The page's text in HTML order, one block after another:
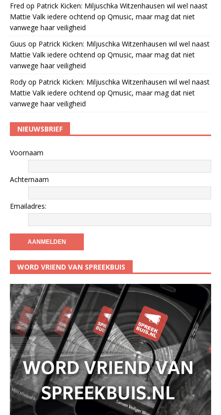
Fred op Patrick Kicken: Miljuschka Witzenhausen wil wel naast
Mattie Valk iedere ochtend op Qmusic, maar mag dat niet
vanwege haar veiligheid
Guus op Patrick Kicken: Miljuschka Witzenhausen wil wel naast
Mattie Valk iedere ochtend op Qmusic, maar mag dat niet
vanwege haar veiligheid
Rody op Patrick Kicken: Miljuschka Witzenhausen wil wel naast
Mattie Valk iedere ochtend op Qmusic, maar mag dat niet
vanwege haar veiligheid
NIEUWSBRIEF
Voornaam
Achternaam
Emailadres:
WORD VRIEND VAN SPREEKBUIS